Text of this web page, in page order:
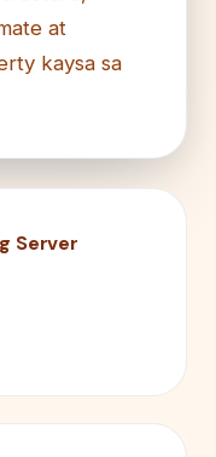
at
kaysa sa
Server